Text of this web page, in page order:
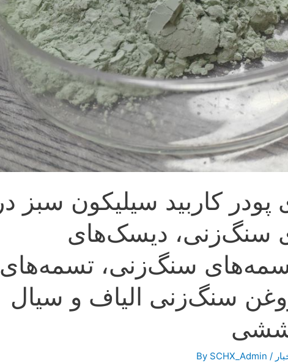
پودر کاربید سیلیکون سبز در
سنگ‌زنی، دیسک‌های
سنگ‌زنی، تسمه‌های
سنگ‌زنی الیاف و سیال
/ By
SCHX_Admin